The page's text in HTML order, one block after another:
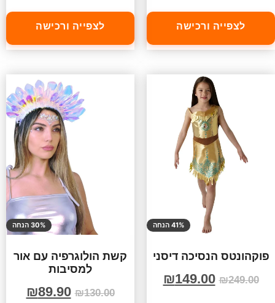
לצפייה ורכישה לצפייה ורכישה
41% הנחה
פוקהונטס הנסיכה דיסני
₪249.00
₪149.00
30% הנחה
קשת הולוגרפיה עם אור
למסיבות
₪130.00
₪89.90